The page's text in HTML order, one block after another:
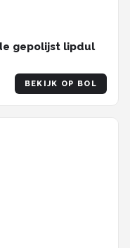
gepolijst lipdul
BEKIJK OP BOL